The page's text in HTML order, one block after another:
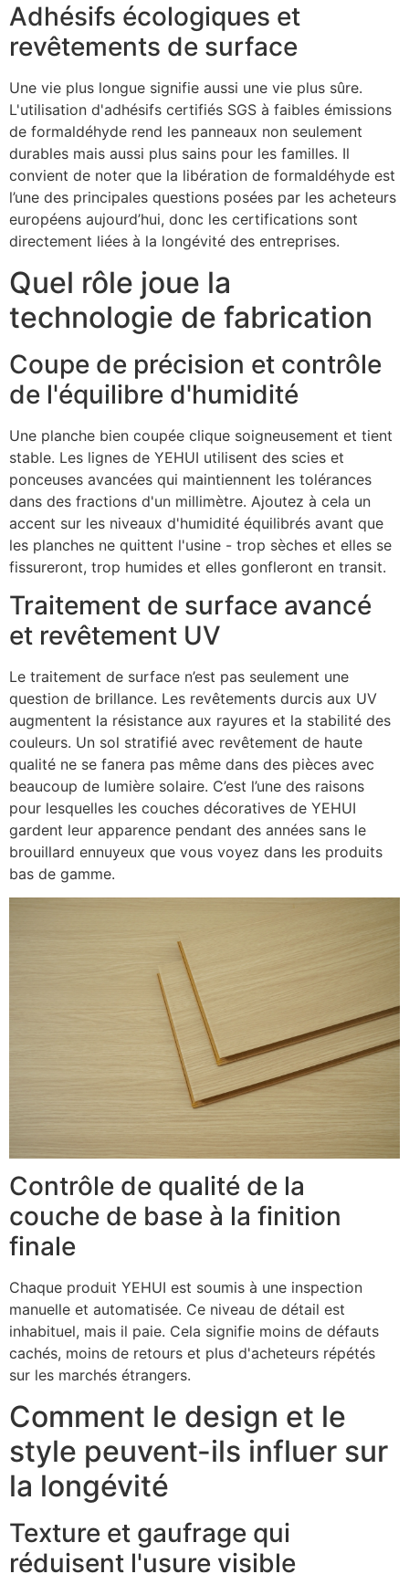
Adhésifs écologiques et
revêtements de surface
Une vie plus longue signifie aussi une vie plus sûre.
L'utilisation d'adhésifs certifiés SGS à faibles émissions
de formaldéhyde rend les panneaux non seulement
durables mais aussi plus sains pour les familles. Il
convient de noter que la libération de formaldéhyde est
l’une des principales questions posées par les acheteurs
européens aujourd’hui, donc les certifications sont
directement liées à la longévité des entreprises.
Quel rôle joue la
technologie de fabrication
Coupe de précision et contrôle
de l'équilibre d'humidité
Une planche bien coupée clique soigneusement et tient
stable. Les lignes de YEHUI utilisent des scies et
ponceuses avancées qui maintiennent les tolérances
dans des fractions d'un millimètre. Ajoutez à cela un
accent sur les niveaux d'humidité équilibrés avant que
les planches ne quittent l'usine - trop sèches et elles se
fissureront, trop humides et elles gonfleront en transit.
Traitement de surface avancé
et revêtement UV
Le traitement de surface n’est pas seulement une
question de brillance. Les revêtements durcis aux UV
augmentent la résistance aux rayures et la stabilité des
couleurs. Un sol stratifié avec revêtement de haute
qualité ne se fanera pas même dans des pièces avec
beaucoup de lumière solaire. C’est l’une des raisons
pour lesquelles les couches décoratives de YEHUI
gardent leur apparence pendant des années sans le
brouillard ennuyeux que vous voyez dans les produits
bas de gamme.
Contrôle de qualité de la
couche de base à la finition
finale
Chaque produit YEHUI est soumis à une inspection
manuelle et automatisée. Ce niveau de détail est
inhabituel, mais il paie. Cela signifie moins de défauts
cachés, moins de retours et plus d'acheteurs répétés
sur les marchés étrangers.
Comment le design et le
style peuvent-ils influer sur
la longévité
Texture et gaufrage qui
réduisent l'usure visible